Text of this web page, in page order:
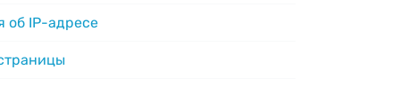
об IP-адресе